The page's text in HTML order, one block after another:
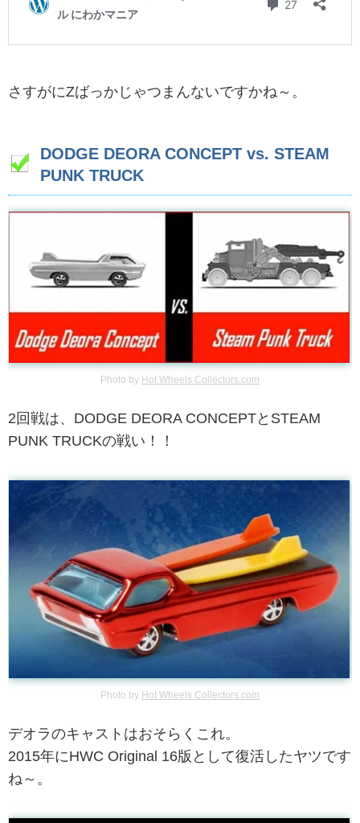
さすがにZばっかじゃつまんないですかね～。
DODGE DEORA CONCEPT vs. STEAM
PUNK TRUCK
Photo by Hot Wheels Collectors.com
2回戦は、DODGE DEORA CONCEPTとSTEAM
PUNK TRUCKの戦い！！
Photo by Hot Wheels Collectors.com
デオラのキャストはおそらくこれ。
2015年にHWC Original 16版として復活したヤツです
ね～。